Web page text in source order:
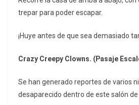
trepar para poder escapar.
¡Huye antes de que sea demasiado
Crazy Creepy Clowns. (Pasaje
Se han generado reportes de varios
desaparecido dentro de este salón de